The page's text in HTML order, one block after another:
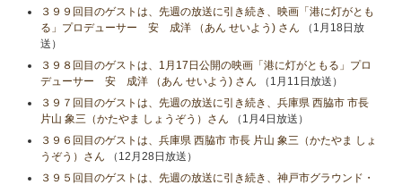
３９９回目のゲストは、先週の放送に引き続き、映画「港に灯がとも
る」プロデューサー 安 成洋 （あん せいよう) さん （1月18日放
送）
３９８回目のゲストは、1月17日公開の映画「港に灯がともる」プロ
デューサー 安 成洋 （あん せいよう) さん （1月11日放送）
３９７回目のゲストは、先週の放送に引き続き、兵庫県 西脇市 市長
片山 象三（かたやま しょうぞう）さん （1月4日放送）
３９６回目のゲストは、兵庫県 西脇市 市長 片山 象三（かたやま しょ
うぞう）さん （12月28日放送）
３９５回目のゲストは、先週の放送に引き続き、神戸市グラウンド・